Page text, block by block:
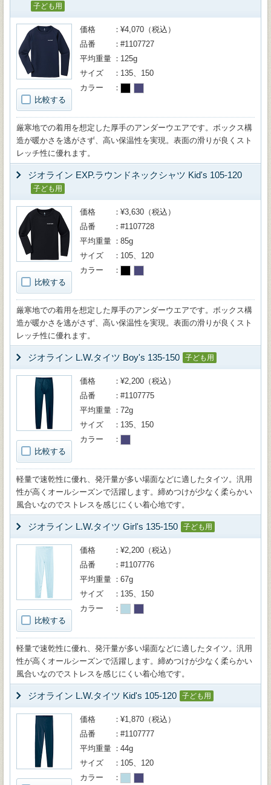
子ども用
比較する
価格
¥4,070（税込）
品番
#1107727
平均重量
125g
サイズ
135、150
カラー
厳寒地での着用を想定した厚手のアンダーウエアです。ボックス構
造が暖かさを逃がさず、高い保温性を実現。表面の滑りが良くスト
レッチ性に優れます。
ジオライン EXP.ラウンドネックシャツ Kid's 105-120
子ども用
比較する
価格
¥3,630（税込）
品番
#1107728
平均重量
85g
サイズ
105、120
カラー
厳寒地での着用を想定した厚手のアンダーウエアです。ボックス構
造が暖かさを逃がさず、高い保温性を実現。表面の滑りが良くスト
レッチ性に優れます。
ジオライン L.W.タイツ Boy's 135-150 子ども用
比較する
価格
¥2,200（税込）
品番
#1107775
平均重量
72g
サイズ
135、150
カラー
軽量で速乾性に優れ、発汗量が多い場面などに適したタイツ。汎用
性が高くオールシーズンで活躍します。締めつけが少なく柔らかい
風合いなのでストレスを感じにくい着心地です。
ジオライン L.W.タイツ Girl's 135-150 子ども用
比較する
価格
¥2,200（税込）
品番
#1107776
平均重量
67g
サイズ
135、150
カラー
軽量で速乾性に優れ、発汗量が多い場面などに適したタイツ。汎用
性が高くオールシーズンで活躍します。締めつけが少なく柔らかい
風合いなのでストレスを感じにくい着心地です。
ジオライン L.W.タイツ Kid's 105-120 子ども用
価格
¥1,870（税込）
品番
#1107777
平均重量
44g
サイズ
105、120
カラー